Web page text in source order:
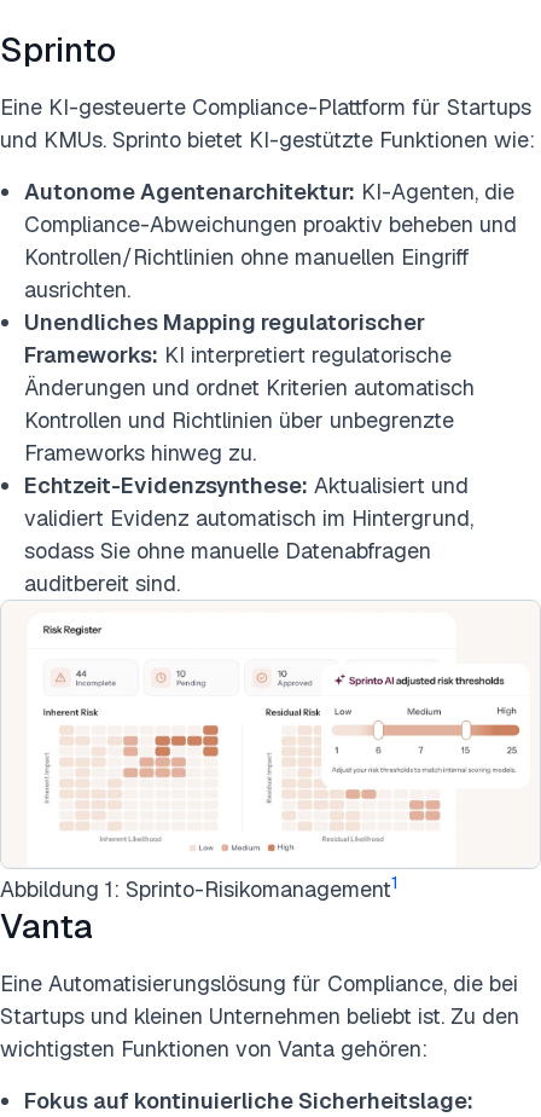
Sprinto
Eine KI-gesteuerte Compliance-Plattform für Startups
und KMUs. Sprinto bietet KI-gestützte Funktionen wie:
Autonome Agentenarchitektur: KI-Agenten, die
Compliance-Abweichungen proaktiv beheben und
Kontrollen/Richtlinien ohne manuellen Eingriff
ausrichten.
Unendliches Mapping regulatorischer
Frameworks: KI interpretiert regulatorische
Änderungen und ordnet Kriterien automatisch
Kontrollen und Richtlinien über unbegrenzte
Frameworks hinweg zu.
Echtzeit-Evidenzsynthese: Aktualisiert und
validiert Evidenz automatisch im Hintergrund,
sodass Sie ohne manuelle Datenabfragen
auditbereit sind.
Abbildung 1: Sprinto-Risikomanagement1
Vanta
Eine Automatisierungslösung für Compliance, die bei
Startups und kleinen Unternehmen beliebt ist. Zu den
wichtigsten Funktionen von Vanta gehören:
Fokus auf kontinuierliche Sicherheitslage: